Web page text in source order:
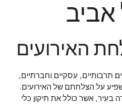
אביב
האירועים
תרבותיים, עסקיים וחברתיים,
על הצלחתם של האירועים.
אשר כולל את תיקון כלי